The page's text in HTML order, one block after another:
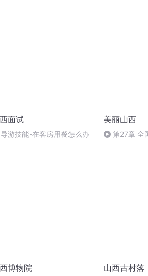
面试
导游技能-在客房用餐怎么办
美丽山西
第27章 全
博物院 山西古村落